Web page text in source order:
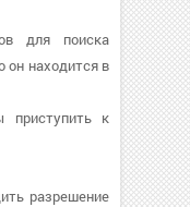
для поиска
он находится в
к
разрешение